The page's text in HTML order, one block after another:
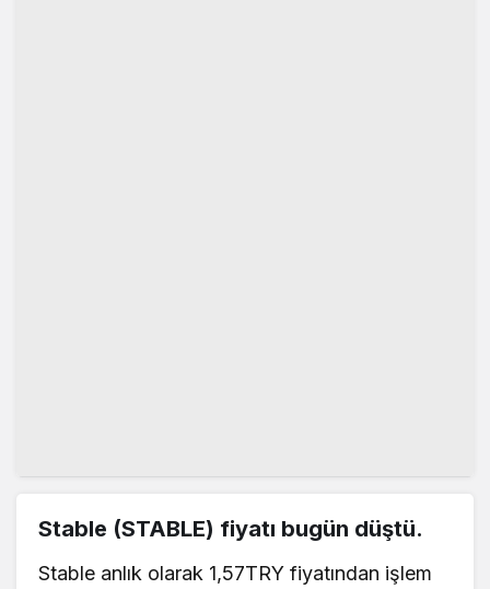
​​Stable (STABLE) fiyatı bugün düştü.
​​Stable anlık olarak 1,57TRY fiyatından işlem